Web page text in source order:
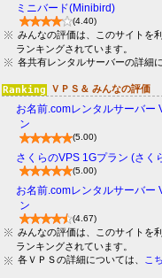
ミニバード(Minibird)
(4.40)
みんなの評価は、このサイトを
ランキングされています。
各共有レンタルサーバーの詳細
ＶＰＳ＆ みんなの評価
お名前.comレンタルサーバー
ン
(5.00)
さくらのVPS 1Gプラン (さく
(5.00)
お名前.comレンタルサーバー
ン
(4.67)
みんなの評価は、このサイトを
ランキングされています。
各ＶＰＳの詳細については、 こ